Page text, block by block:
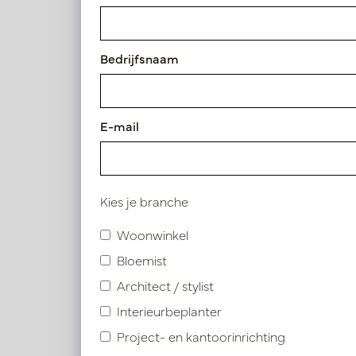
Symbolen index
Product specificaties
Vergelijkbare
Bedrijfsnaam
E-mail
Kies je branche
Woonwinkel
Bloemist
Architect / stylist
Interieurbeplanter
Project- en kantoorinrichting